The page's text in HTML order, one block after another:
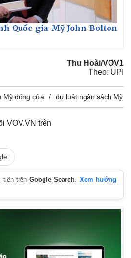
Ảnh
E-Magazine
Infographic
Quốc gia Mỹ John Bolton
Thu Hoài/VOV1
Theo: UPI
Mỹ đóng cửa dự luật ngân sách Mỹ
VOV.VN trên
tiên trênGoogle Search
Xem hướng